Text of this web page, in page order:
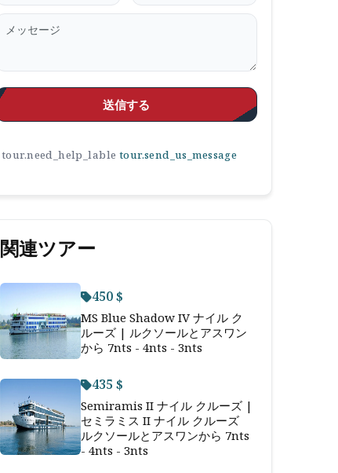
送信する
tour.need_help_lable tour.send_us_message
関連ツアー
450 $
MS Blue Shadow IV ナイル ク
ルーズ | ルクソールとアスワン
から 7nts - 4nts - 3nts
435 $
Semiramis II ナイル クルーズ |
セミラミス II ナイル クルーズ
ルクソールとアスワンから 7nts
- 4nts - 3nts